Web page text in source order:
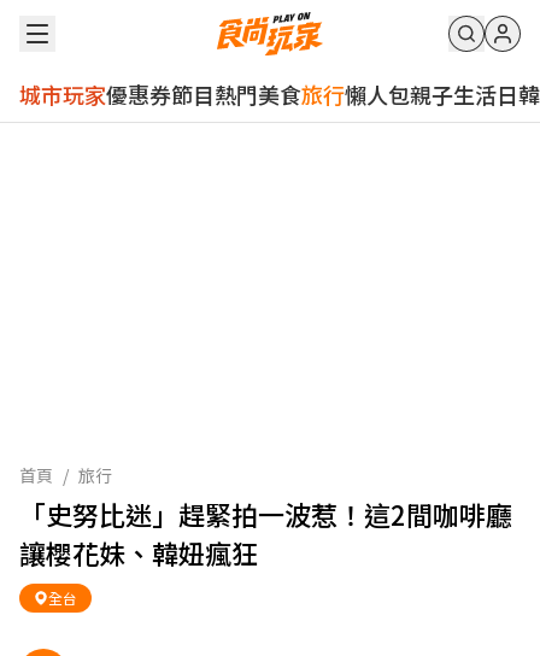
城市玩家優惠券節目熱門美食旅行懶人包親子生活日韓
首頁 / 旅行
「史努比迷」趕緊拍一波惹！這2間咖啡廳
讓櫻花妹、韓妞瘋狂
全台